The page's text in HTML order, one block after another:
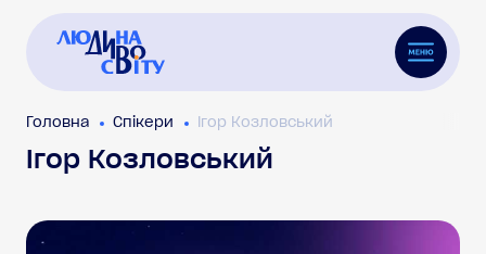
Головна Спікери Ігор Козловський
Ігор Козловський